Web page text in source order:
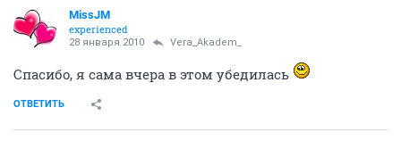
MissJM
experienced
28 января 2010 Vera_Akadem_
Спасибо, я сама вчера в этом убедилась
ОТВЕТИТЬ